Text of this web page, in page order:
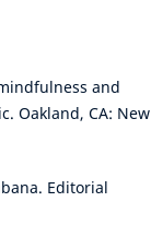
and
Oakland, CA: New
Editorial